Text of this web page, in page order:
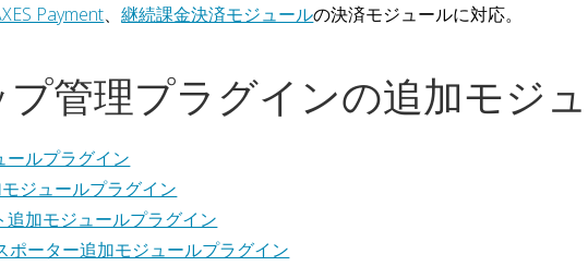
Payment、継続課金決済モジュールの決済モジュールに対応。
管理プラグインの追加モジ
ールプラグイン
ジュールプラグイン
加モジュールプラグイン
ポーター追加モジュールプラグイン